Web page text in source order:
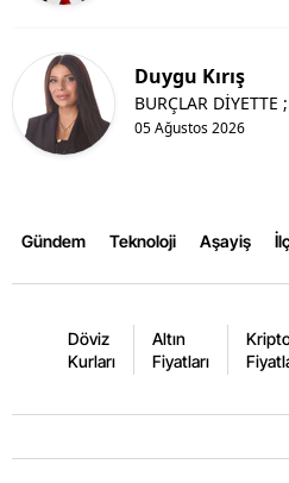
Duygu Kırış
05 Ağustos 2026
BURÇLAR DİYETTE
Gündem Teknoloji Aşayiş
Döviz
Kurları
Altın
Fiyatları